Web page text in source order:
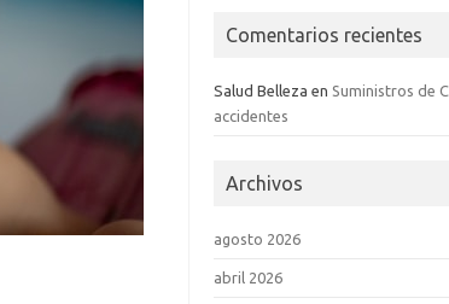
Comentarios recientes
Salud Belleza en Suministros de
accidentes
Archivos
agosto 2026
abril 2026